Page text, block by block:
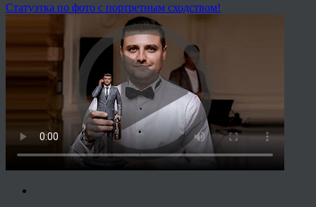
Статуэтка по фото с портретным сходством!